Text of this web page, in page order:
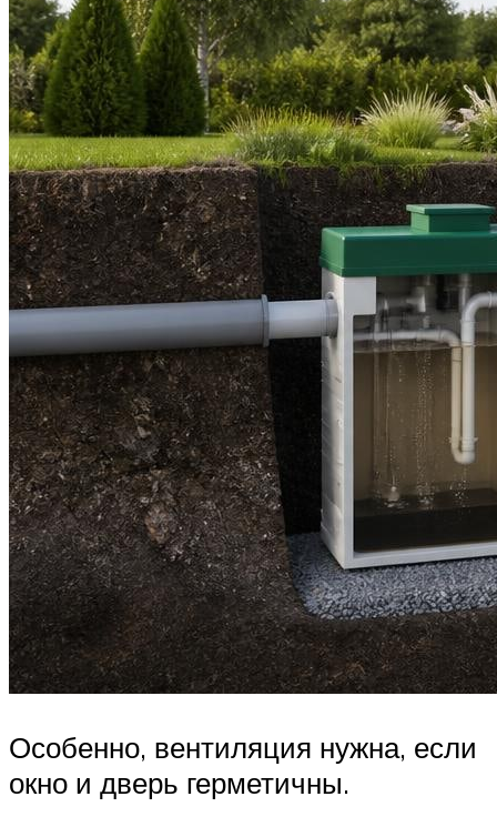
Особенно, вентиляция нужна, если
окно и дверь герметичны.